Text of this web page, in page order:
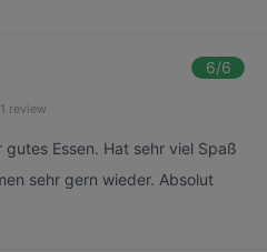
6/6
1 review
Essen. Hat sehr viel Spaß
sehr gern wieder. Absolut